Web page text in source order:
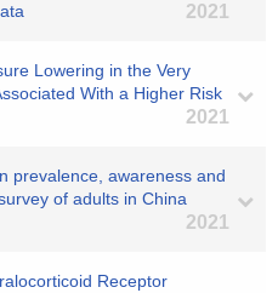
2021
Lowering in the Very
With a Higher Risk
2021
prevalence, awareness and
of adults in China
2021
Receptor